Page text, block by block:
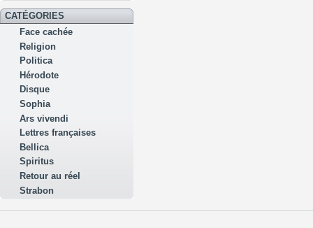
CATÉGORIES
Face cachée
Religion
Politica
Hérodote
Disque
Sophia
Ars vivendi
Lettres françaises
Bellica
Spiritus
Retour au réel
Strabon